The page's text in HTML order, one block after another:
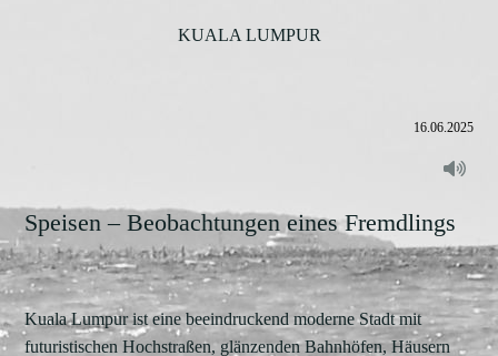
KUALA LUMPUR
16.06.2025
Speisen – Beobachtungen eines Fremdlings
Kuala Lumpur ist eine beeindruckend moderne Stadt mit
futuristischen Hochstraßen, glänzenden Bahnhöfen, Häusern